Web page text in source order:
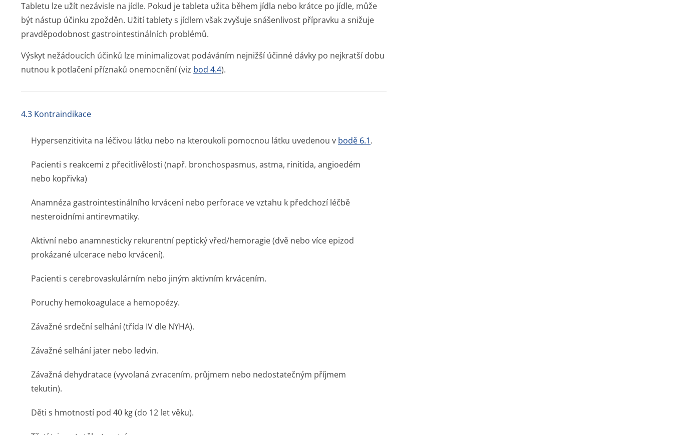
Tabletu lze užít nezávisle na jídle. Pokud je tableta užita během jídla nebo krátce po jídle, může
být nástup účinku zpožděn. Užití tablety s jídlem však zvyšuje snášenlivost přípravku a snižuje
pravděpodobnost gastrointesti­nálních problémů.
Výskyt nežádoucích účinků lze minimalizovat podáváním nejnižší účinné dávky po nejkratší dobu
nutnou k potlačení příznaků onemocnění (viz bod 4.4).
4.3 Kontraindikace
Hypersenzitivita na léčivou látku nebo na kteroukoli pomocnou látku uvedenou v bodě 6.1.
Pacienti s reakcemi z přecitlivělosti (např. bronchospasmus, astma, rinitida, angioedém
nebo kopřivka)
Anamnéza gastrointesti­nálního krvácení nebo perforace ve vztahu k předchozí léčbě
nesteroidními antirevmatiky.
Aktivní nebo anamnesticky rekurentní peptický vřed/hemoragie (dvě nebo více epizod
prokázané ulcerace nebo krvácení).
Pacienti s cerebrovasku­lárním nebo jiným aktivním krvácením.
Poruchy hemokoagulace a hemopoézy.
Závažné srdeční selhání (třída IV dle NYHA).
Závažné selhání jater nebo ledvin.
Závažná dehydratace (vyvolaná zvracením, průjmem nebo nedostatečným příjmem
tekutin).
Děti s hmotností pod 40 kg (do 12 let věku).